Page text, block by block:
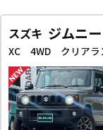
スズキ ジムニー